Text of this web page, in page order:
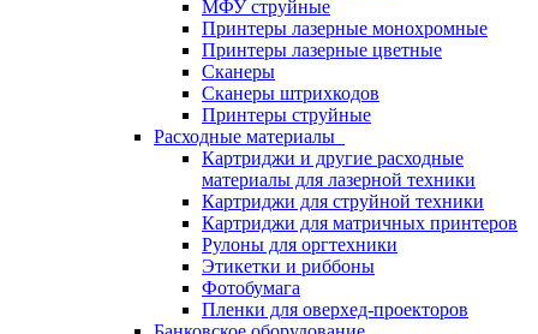
МФУ струйные
Принтеры лазерные монохромные
Принтеры лазерные цветные
Сканеры
Сканеры штрихкодов
Принтеры струйные
Расходные материалы
Картриджи и другие расходные
материалы для лазерной техники
Картриджи для струйной техники
Картриджи для матричных принтеров
Рулоны для оргтехники
Этикетки и риббоны
Фотобумага
Пленки для оверхед-проекторов